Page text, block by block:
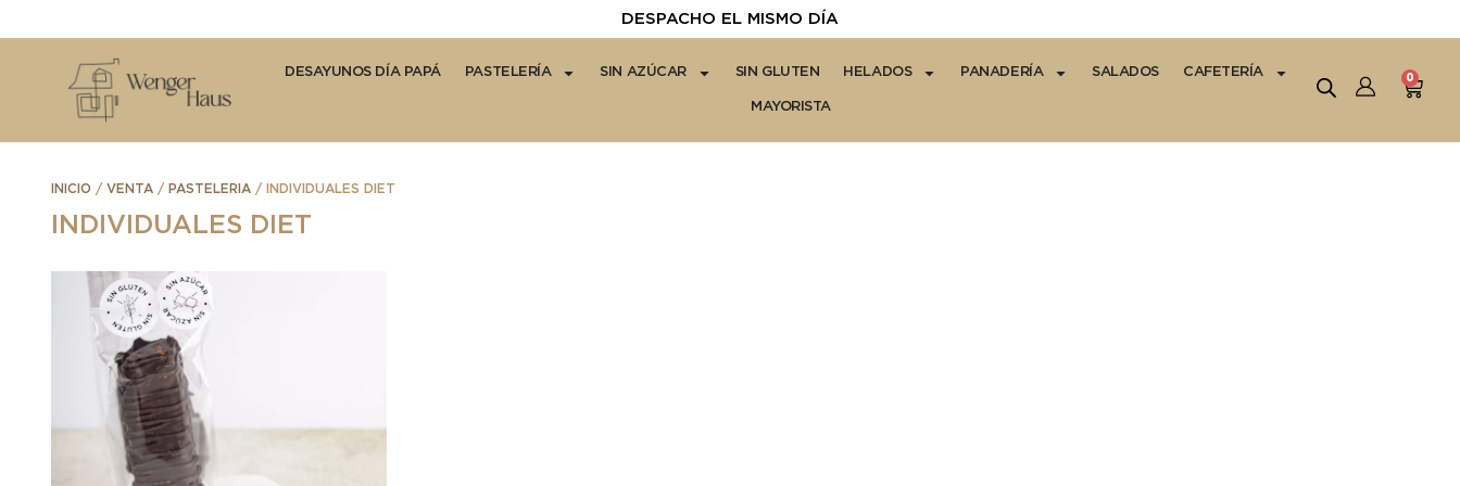
DESPACHO EL MISMO DÍA
DESAYUNOS DÍA PAPÁ PASTELERÍA SIN AZÚCAR SIN GLUTEN HELADOS PANADERÍA SALADOS CAFETERÍA
MAYORISTA
0
INICIO / VENTA / PASTELERIA / INDIVIDUALES DIET
INDIVIDUALES DIET